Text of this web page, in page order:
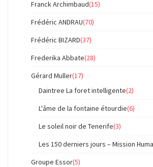
Franck Archimbaud(15)
Frédéric ANDRAU(70)
Frédéric BIZARD(37)
Frederika Abbate(28)
Gérard Muller(17)
Daintree La foret intelligente(2)
L'âme de la fontaine étourdie(6)
Le soleil noir de Tenerife(3)
Les 150 derniers jours – Mission
Groupe Essor(5)